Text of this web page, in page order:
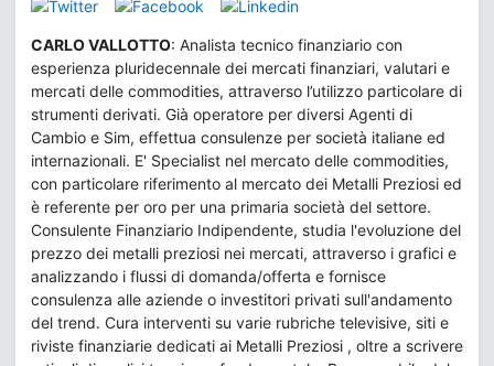
CARLO VALLOTTO: Analista tecnico finanziario con
esperienza pluridecennale dei mercati finanziari, valutari e
mercati delle commodities, attraverso l’utilizzo particolare di
strumenti derivati. Già operatore per diversi Agenti di
Cambio e Sim, effettua consulenze per società italiane ed
internazionali. E' Specialist nel mercato delle commodities,
con particolare riferimento al mercato dei Metalli Preziosi ed
è referente per oro per una primaria società del settore.
Consulente Finanziario Indipendente, studia l'evoluzione del
prezzo dei metalli preziosi nei mercati, attraverso i grafici e
analizzando i flussi di domanda/offerta e fornisce
consulenza alle aziende o investitori privati sull'andamento
del trend. Cura interventi su varie rubriche televisive, siti e
riviste finanziarie dedicati ai Metalli Preziosi , oltre a scrivere